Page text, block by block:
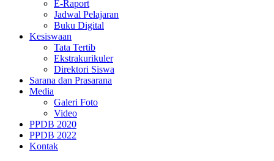
E-Raport
Jadwal Pelajaran
Buku Digital
Kesiswaan
Tata Tertib
Ekstrakurikuler
Direktori Siswa
Sarana dan Prasarana
Media
Galeri Foto
Video
PPDB 2020
PPDB 2022
Kontak